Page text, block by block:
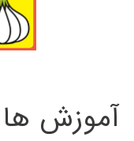
آموزش ها